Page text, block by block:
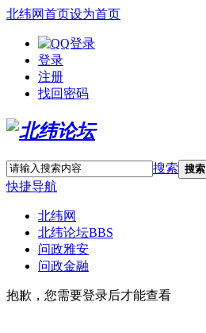
北纬网首页设为首页
登录
注册
找回密码
搜索 搜索
快捷导航
北纬网
北纬论坛BBS
问政雅安
问政金融
抱歉，您需要登录后才能查看